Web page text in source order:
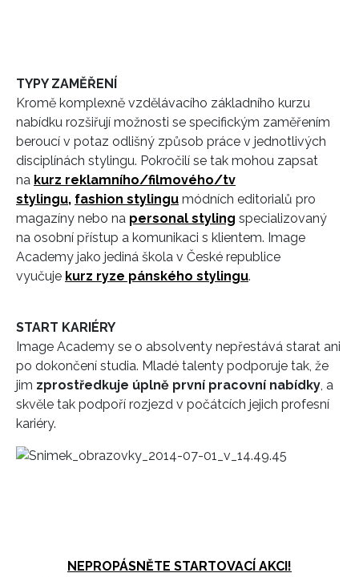
INFORMACE
TYPY ZAMĚŘENÍ
Kromě komplexně vzdělávacího základního kurzu
nabídku rozšiřují možnosti se specifickým zaměřením
beroucí v potaz odlišný způsob práce v jednotlivých
disciplínách stylingu. Pokročilí se tak mohou zapsat
na kurz reklamního/filmového/tv
stylingu, fashion stylingu módních editorialů pro
magazíny nebo na personal styling specializovaný
na osobní přístup a komunikaci s klientem. Image
Academy jako jediná škola v České republice
vyučuje kurz ryze pánského stylingu.
START KARIÉRY
Image Academy se o absolventy nepřestává starat ani
po dokončení studia. Mladé talenty podporuje tak, že
jim zprostředkuje úplně první pracovní nabídky, a
skvěle tak podpoří rozjezd v počátcích jejich profesní
kariéry.
NEPROPÁSNĚTE STARTOVACÍ AKCI!